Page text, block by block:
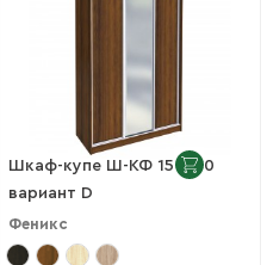
Шкаф-купе Ш-КФ 15-600
вариант D
Феникс